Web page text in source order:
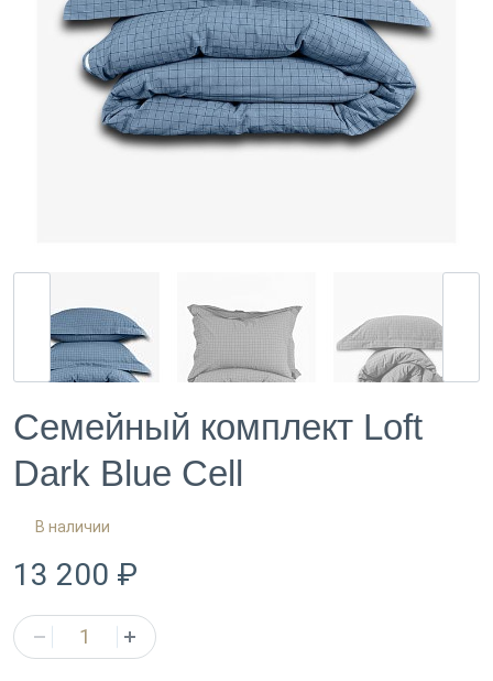
Семейный комплект Loft
Dark Blue Cell
В наличии
13 200 ₽